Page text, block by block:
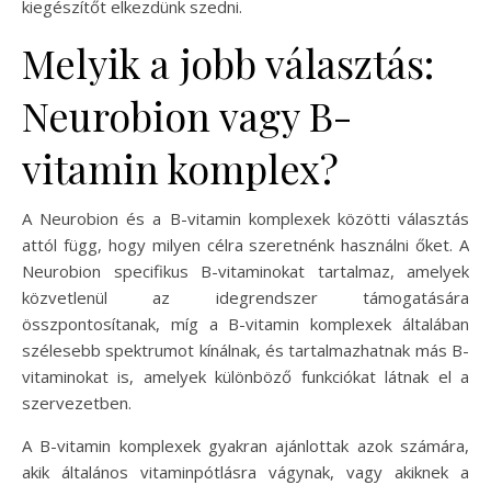
kiegészítőt elkezdünk szedni.
Melyik a jobb választás:
Neurobion vagy B-
vitamin komplex?
A Neurobion és a B-vitamin komplexek közötti választás
attól függ, hogy milyen célra szeretnénk használni őket. A
Neurobion specifikus B-vitaminokat tartalmaz, amelyek
közvetlenül az idegrendszer támogatására
összpontosítanak, míg a B-vitamin komplexek általában
szélesebb spektrumot kínálnak, és tartalmazhatnak más B-
vitaminokat is, amelyek különböző funkciókat látnak el a
szervezetben.
A B-vitamin komplexek gyakran ajánlottak azok számára,
akik általános vitaminpótlásra vágynak, vagy akiknek a